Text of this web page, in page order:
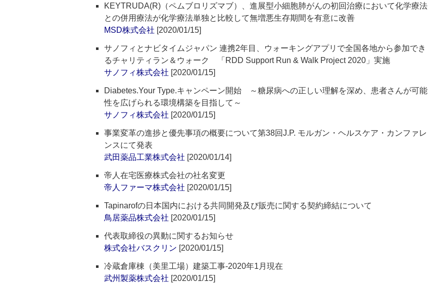
KEYTRUDA(R)（ペムブロリズマブ）、進展型小細胞肺がんの初回治療において化学療法
との併用療法が化学療法単独と比較して無増悪生存期間を有意に改善
MSD株式会社 [2020/01/15]
サノフィとナビタイムジャパン 連携2年目、ウォーキングアプリで全国各地から参加でき
るチャリティラン＆ウォーク 「RDD Support Run & Walk Project 2020」実施
サノフィ株式会社 [2020/01/15]
Diabetes.Your Type.キャンペーン開始 ～糖尿病への正しい理解を深め、患者さんが可能
性を広げられる環境構築を目指して～
サノフィ株式会社 [2020/01/15]
事業変革の進捗と優先事項の概要について第38回J.P. モルガン・ヘルスケア・カンファレ
ンスにて発表
武田薬品工業株式会社 [2020/01/14]
帝人在宅医療株式会社の社名変更
帝人ファーマ株式会社 [2020/01/15]
Tapinarofの日本国内における共同開発及び販売に関する契約締結について
鳥居薬品株式会社 [2020/01/15]
代表取締役の異動に関するお知らせ
株式会社バスクリン [2020/01/15]
冷蔵倉庫棟（美里工場）建築工事-2020年1月現在
武州製薬株式会社 [2020/01/15]